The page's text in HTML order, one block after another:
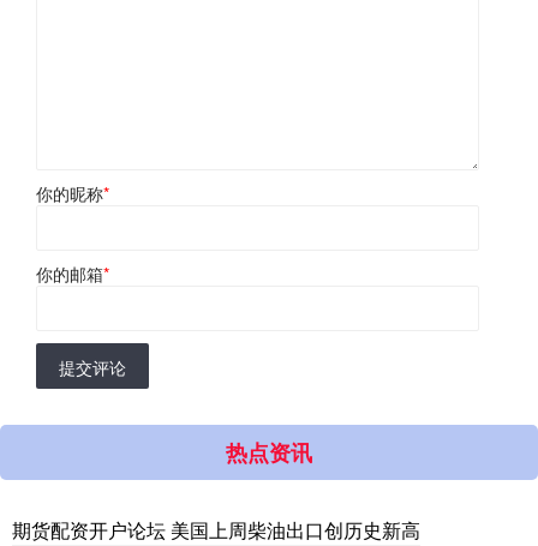
你的昵称*
你的邮箱*
提交评论
热点资讯
期货配资开户论坛 美国上周柴油出口创历史新高